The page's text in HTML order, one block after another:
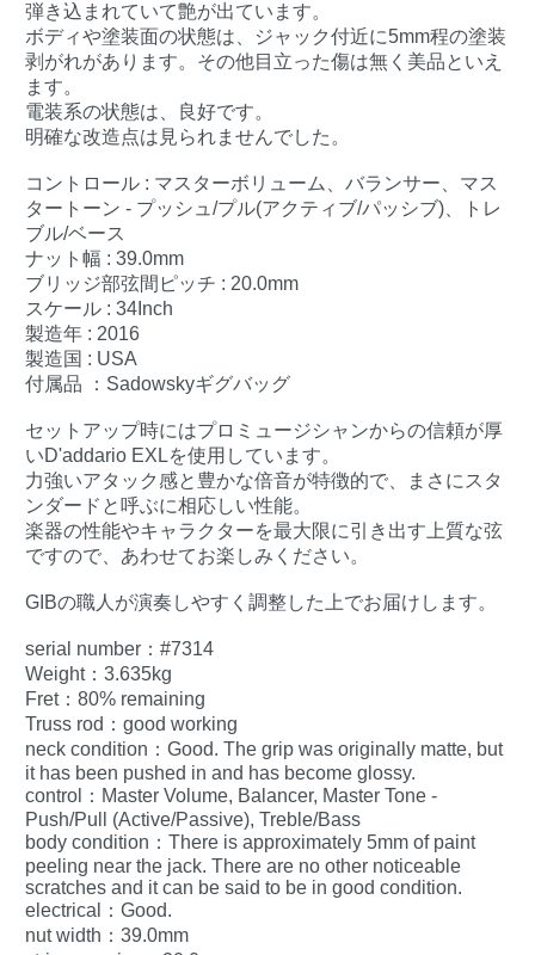
弾き込まれていて艶が出ています。
ボディや塗装面の状態は、ジャック付近に5mm程の塗装
剥がれがあります。その他目立った傷は無く美品といえ
ます。
電装系の状態は、良好です。
明確な改造点は見られませんでした。
コントロール : マスターボリューム、バランサー、マス
タートーン - プッシュ/プル(アクティブ/パッシブ)、トレ
ブル/ベース
ナット幅 : 39.0mm
ブリッジ部弦間ピッチ : 20.0mm
スケール : 34Inch
製造年 : 2016
製造国 : USA
付属品 ：Sadowskyギグバッグ
セットアップ時にはプロミュージシャンからの信頼が厚
いD'addario EXLを使用しています。
力強いアタック感と豊かな倍音が特徴的で、まさにスタ
ンダードと呼ぶに相応しい性能。
楽器の性能やキャラクターを最大限に引き出す上質な弦
ですので、あわせてお楽しみください。
GIBの職人が演奏しやすく調整した上でお届けします。
serial number：#7314
Weight：3.635kg
Fret：80% remaining
Truss rod：good working
neck condition：Good. The grip was originally matte, but
it has been pushed in and has become glossy.
control：Master Volume, Balancer, Master Tone -
Push/Pull (Active/Passive), Treble/Bass
body condition：There is approximately 5mm of paint
peeling near the jack. There are no other noticeable
scratches and it can be said to be in good condition.
electrical：Good.
nut width：39.0mm